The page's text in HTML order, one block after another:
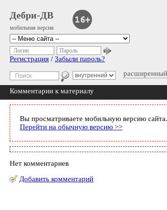
Дебри-ДВ
мобильная версия
расширенный
Логин Пароль
Регистрация / Забыли пароль?
Комментарии к материалу
Вы просматриваете мобильную версию сайта.
Перейти на обычную версию >>
Нет комментариев
Добавить комментарий